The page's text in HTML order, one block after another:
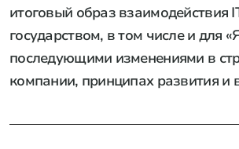
итоговый образ взаимодействия
государством, в том числе и для
последующими изменениями в
компании, принципах развития и